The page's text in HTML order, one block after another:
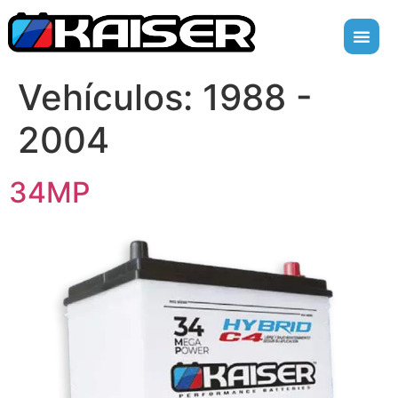
Vehículos: 1988 -
2004
34MP